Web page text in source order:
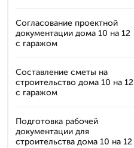
Согласование проектной
документации дома 10 на 12
с гаражом
Составление сметы на
строительство дома 10 на 12
с гаражом
Подготовка рабочей
документации для
строительства дома 10 на 12